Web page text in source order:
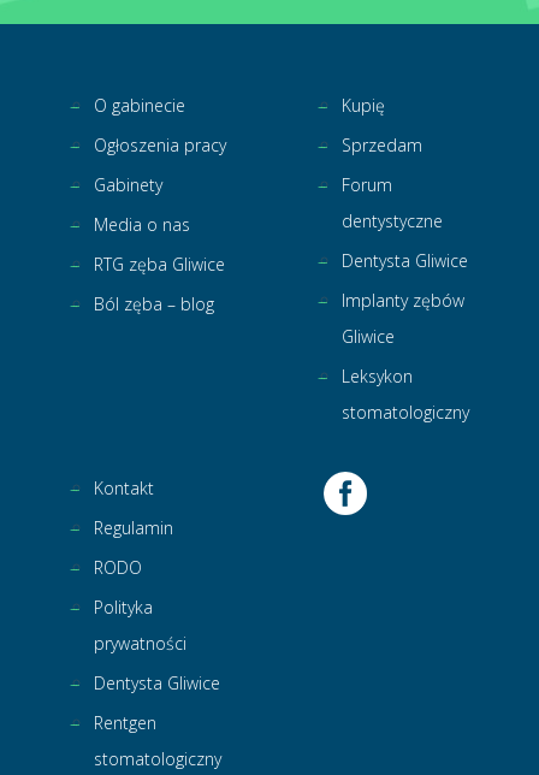
O gabinecie
Ogłoszenia pracy
Gabinety
Media o nas
RTG zęba Gliwice
Ból zęba – blog
Kupię
Sprzedam
Forum
dentystyczne
Dentysta Gliwice
Implanty zębów
Gliwice
Leksykon
stomatologiczny
Kontakt
Regulamin
RODO
Polityka
prywatności
Dentysta Gliwice
Rentgen
stomatologiczny